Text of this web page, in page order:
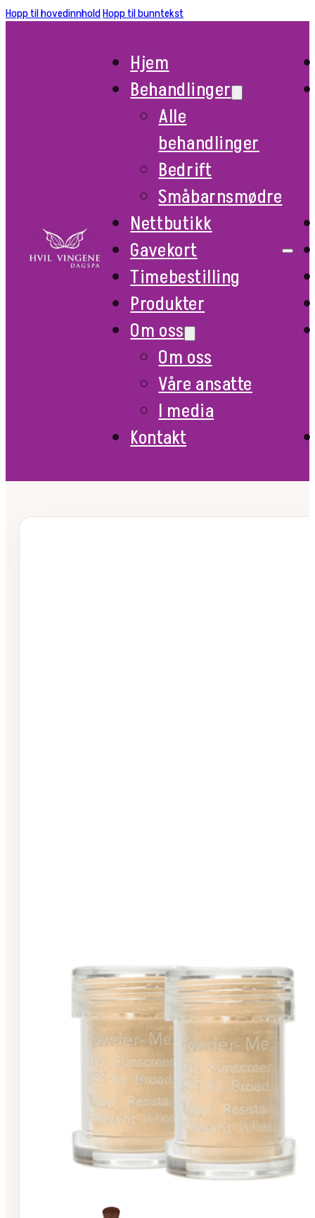
Hopp til hovedinnholdHopp til bunntekst
Hjem
Behandlinger
Alle
behandlinger
Bedrift
Småbarnsmødre
Nettbutikk
Gavekort
Timebestilling
Produkter
Om oss
Om oss
Våre ansatte
I media
Kontakt